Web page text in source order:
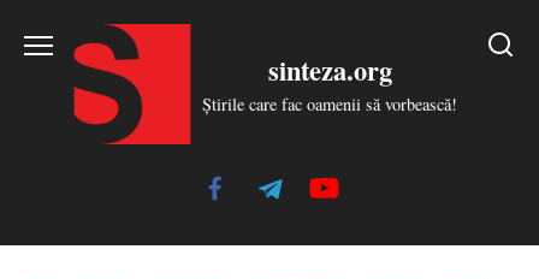
sinteza.org
Știrile care fac oamenii să vorbească!